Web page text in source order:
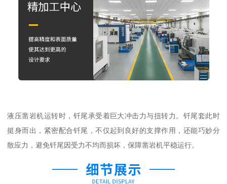
液压凿岩机运转时，钎尾承受着巨大冲击力与扭转力。钎尾套此时
挺身而出，紧密配合钎尾，不仅起到良好的支撑作用，还能巧妙分
散应力，避免钎尾因受力不均而损坏，保障凿岩机平稳运行。